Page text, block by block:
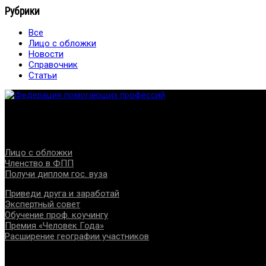
Рубрики
Все
Лицо с обложки
Новости
Справочник
Статьи
Лицо с обложки
Членство в ФПП
Получи диплом гос. вуза
Приведи друга и заработай
Экспертный совет
Обучение проф. коучингу
Премия «Человек Года»
Расширение географии участников